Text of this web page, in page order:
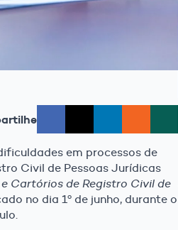
em processos de
Civil de Pessoas Jurídicas
Cartórios de Registro Civil de
no dia 1º de junho, durante o